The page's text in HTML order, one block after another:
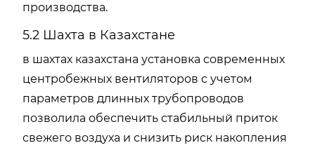
производства.
5.2 Шахта в Казахстане
в шахтах казахстана установка современных
центробежных вентиляторов с учетом
параметров длинных трубопроводов
позволила обеспечить стабильный приток
свежего воздуха и снизить риск накопления